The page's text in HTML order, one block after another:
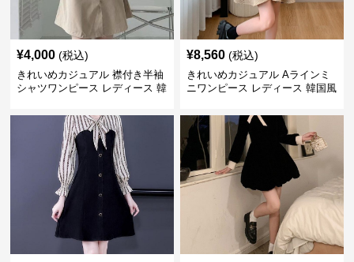
¥4,000 (税込)
きれいめカジュアル 襟付き半袖
シャツワンピース レディース 韓
ト ウエストマーク スタイルアッ
プ Aライン 小柄さん◎
¥8,560 (税込)
きれいめカジュアル Aラインミ
ニワンピース レディース 韓国風
上丈 春秋 ウエストマーク 上品
エレガント